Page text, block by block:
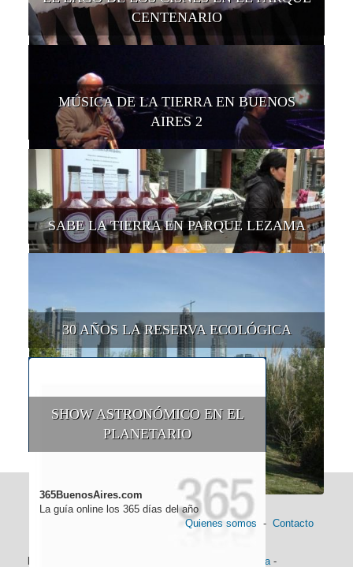
CENTENARIO
MÚSICA DE LA TIERRA EN BUENOS
AIRES 2
SABE LA TIERRA EN PARQUE LEZAMA
30 AÑOS LA RESERVA ECOLÓGICA
SHOW ASTRONÓMICO EN EL
PLANETARIO
365BuenosAires.com
La guía online los 365 días del año
Quienes somos - Contacto
Historia-